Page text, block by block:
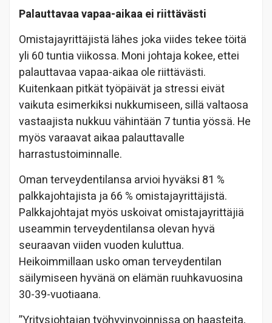
Palauttavaa vapaa-aikaa ei riittävästi
Omistajayrittäjistä lähes joka viides tekee töitä
yli 60 tuntia viikossa. Moni johtaja kokee, ettei
palauttavaa vapaa-aikaa ole riittävästi.
Kuitenkaan pitkät työpäivät ja stressi eivät
vaikuta esimerkiksi nukkumiseen, sillä valtaosa
vastaajista nukkuu vähintään 7 tuntia yössä. He
myös varaavat aikaa palauttavalle
harrastustoiminnalle.
Oman terveydentilansa arvioi hyväksi 81 %
palkkajohtajista ja 66 % omistajayrittäjistä.
Palkkajohtajat myös uskoivat omistajayrittäjiä
useammin terveydentilansa olevan hyvä
seuraavan viiden vuoden kuluttua.
Heikoimmillaan usko oman terveydentilan
säilymiseen hyvänä on elämän ruuhkavuosina
30-39-vuotiaana.